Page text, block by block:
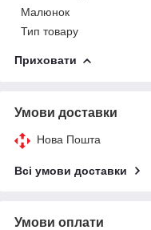
Малюнок
Тип товару
Приховати
Умови доставки
Нова Пошта
Всі умови доставки
Умови оплати